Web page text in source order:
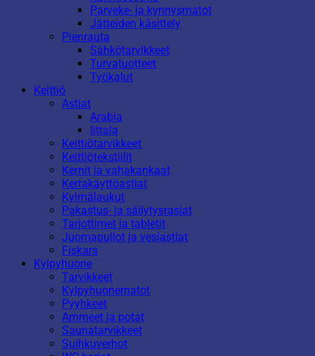
Parveke- ja kynnysmatot
Jätteiden käsittely
Pienrauta
Sähkötarvikkeet
Turvatuotteet
Työkalut
Keittiö
Astiat
Arabia
Iittala
Keittiötarvikkeet
Keittiötekstiilit
Kernit ja vahakankaat
Kertakäyttöastiat
Kylmälaukut
Pakastus- ja säilytysrasiat
Tarjottimet ja tabletit
Juomapullot ja vesiastiat
Fiskars
Kylpyhuone
Tarvikkeet
Kylpyhuonematot
Pyyhkeet
Ammeet ja potat
Saunatarvikkeet
Suihkuverhot